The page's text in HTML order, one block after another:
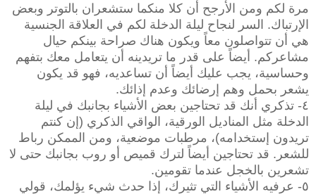
مرة لكم ومن الأرجح أن كلا منكما ستشعران بالتوتر وبعض
الإرتباك. السر لنجاح ليلة الدخلة لكم في العلاقة الجنسية
هي أن تتواصلون معاً ويكون هناك صراحة بينكم حيال
مشاعركم. أيضاً على قدر ما تريدينه أن يتعامل معك بتفهم
وحساسية، يجب عليك أيضاً أن تساعديه، فهو قد يكون
يشعر بحمل وهم إرضائك وعدم إذائك.
٤- تذكري أنك قد تحتاجين بعض الأشياء بجانبك في ليلة
الدخلة مثل المناديل الورقية، الواقي الذكري (إن كنتم
تريدون إستخدامه)، مرطبات موضعية، ومن الممكن رباط
للشعر. قد تحتاجين أيضاً لترك قميص أو روب بجانبك حتى لا
تشعرين بالخجل عندما تقومين.
٥- عرفيه الأشياء التي تثيرك، إذا حدث شيء يؤلمك، قولي